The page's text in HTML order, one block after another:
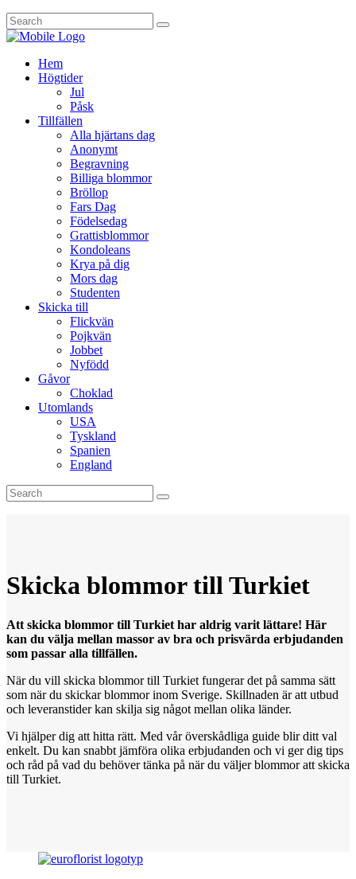
Hem
Högtider
Jul
Påsk
Tillfällen
Alla hjärtans dag
Anonymt
Begravning
Billiga blommor
Bröllop
Fars Dag
Födelsedag
Grattisblommor
Kondoleans
Krya på dig
Mors dag
Studenten
Skicka till
Flickvän
Pojkvän
Jobbet
Nyfödd
Gåvor
Choklad
Utomlands
USA
Tyskland
Spanien
England
Skicka blommortillTurkiet
Att skicka blommor till Turkiet har aldrig varit lättare! Här
kan du välja mellan massor av bra och prisvärda erbjudanden
som passar alla tillfällen.
När du vill skicka blommor till Turkiet fungerar det på samma sätt
som när du skickar blommor inom Sverige. Skillnaden är att utbud
och leveranstider kan skilja sig något mellan olika länder.
Vi hjälper dig att hitta rätt. Med vår överskådliga guide blir ditt val
enkelt. Du kan snabbt jämföra olika erbjudanden och vi ger dig tips
och råd på vad du behöver tänka på när du väljer blommor att skicka
till Turkiet.